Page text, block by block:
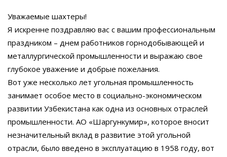
Уважаемые шахтеры!
Я искренне поздравляю вас с вашим профессиональным
праздником – днем работников горнодобывающей и
металлургической промышленности и выражаю свое
глубокое уважение и добрые пожелания.
Вот уже несколько лет угольная промышленность
занимает особое место в социально-экономическом
развитии Узбекистана как одна из основных отраслей
промышленности. АО «Шаргункумир», которое вносит
незначительный вклад в развитие этой угольной
отрасли, было введено в эксплуатацию в 1958 году, вот